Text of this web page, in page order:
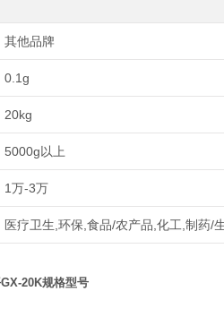
其他品牌
0.1g
20kg
5000g以上
1万-3万
医疗卫生,环保,食品/农产品,化工,制药/
20K规格型号